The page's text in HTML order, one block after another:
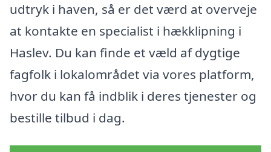
udtryk i haven, så er det værd at overveje
at kontakte en specialist i hækklipning i
Haslev. Du kan finde et væld af dygtige
fagfolk i lokalområdet via vores platform,
hvor du kan få indblik i deres tjenester og
bestille tilbud i dag.